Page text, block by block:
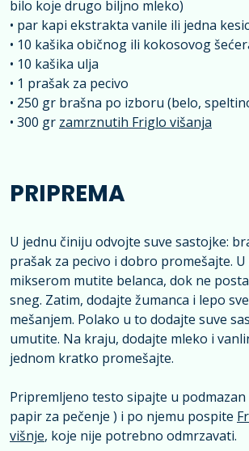
bilo koje drugo biljno mleko)
• par kapi ekstrakta vanile ili jedna
• 10 kašika običnog ili kokosovog
• 10 kašika ulja
• 1 prašak za pecivo
• 250 gr brašna po izboru (belo,
• 300 gr zamrznutih Friglo višanja
PRIPREMA
U jednu činiju odvojte suve sastojke:
prašak za pecivo i dobro promešajte.
mikserom mutite belanca, dok ne
sneg. Zatim, dodajte žumanca i lepo
mešanjem. Polako u to dodajte suve
umutite. Na kraju, dodajte mleko i
jednom kratko promešajte.
Pripremljeno testo sipajte u
papir za pečenje ) i po njemu pospite
višnje, koje nije potrebno odmrzavati.